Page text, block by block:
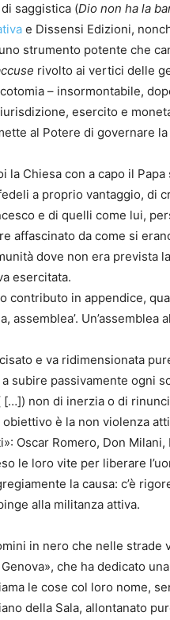
saggistica (Dio non ha la
e Dissensi Edizioni,
strumento potente che
rivolto ai vertici delle
– insormontabile,
esercito e
al Potere di governare la
la Chiesa con a capo il
a proprio vantaggio, di
e di quelli come lui,
affascinato da come si
dove non era prevista
esercitata.
contributo in appendice,
assemblea’.
e va ridimensionata
subire passivamente ogni
non di inerzia o di
è la non violenza
Oscar Romero, Don
le loro vite per liberare
la causa: c’è
alla militanza attiva.
in nero che nelle
che ha dedicato
le cose col loro nome,
della Sala, allontanato